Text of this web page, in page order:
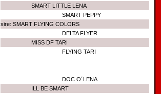
SMART LITTLE LENA
SMART PEPPY
sire: SMART FLYING COLORS
DELTA FLYER
MISS DF TARI
FLYING TARI
DOC O´LENA
ILL BE SMART